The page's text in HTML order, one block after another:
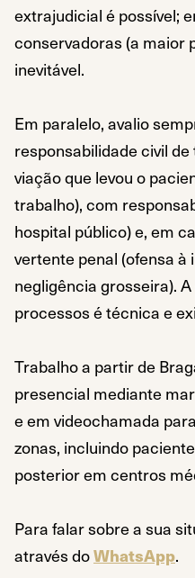
extrajudicial é possível;
conservadoras (a maior
inevitável.
Em paralelo, avalio
responsabilidade civil
viação que levou o
trabalho), com
hospital público) e, em
vertente penal (ofensa
negligência grosseira).
processos é técnica e
Trabalho a partir de
presencial mediante
e em videochamada
zonas, incluindo
posterior em centros
Para falar sobre a sua
através doWhatsApp.